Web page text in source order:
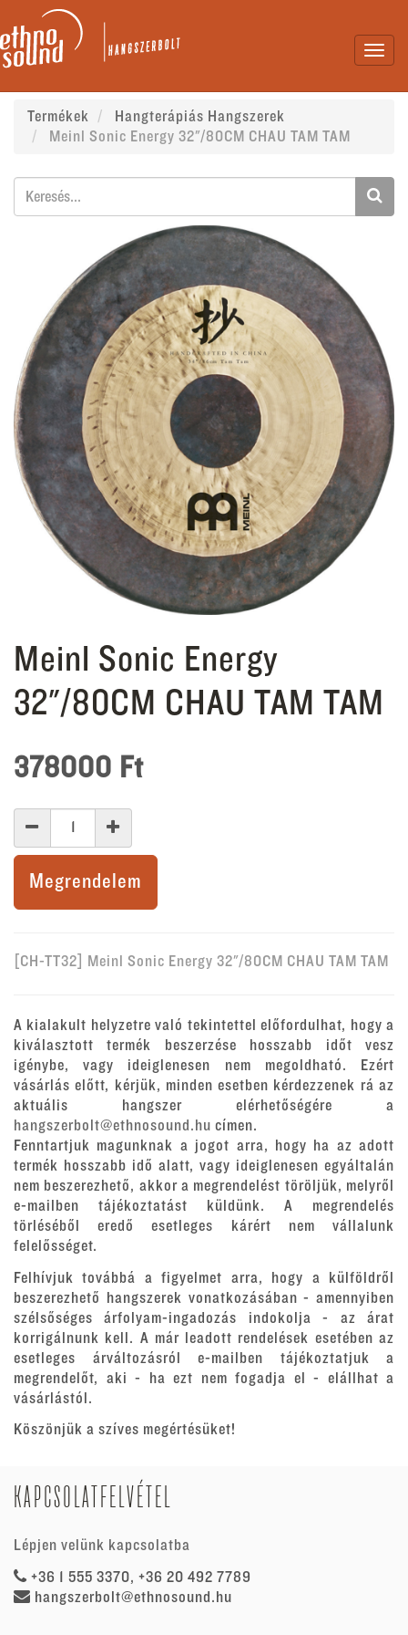
Termékek
Hangterápiás Hangszerek
Meinl Sonic Energy 32"/80CM CHAU TAM TAM
Meinl Sonic Energy
32"/80CM CHAU TAM TAM
378000 Ft
Megrendelem
[CH-TT32] Meinl Sonic Energy 32"/80CM CHAU TAM TAM
A kialakult helyzetre való tekintettel előfordulhat, hogy a
kiválasztott termék beszerzése hosszabb időt vesz
igénybe, vagy ideiglenesen nem megoldható. Ezért
vásárlás előtt, kérjük, minden esetben kérdezzenek rá az
aktuális hangszer elérhetőségére a
hangszerbolt@ethnosound.hu címen.
Fenntartjuk magunknak a jogot arra, hogy ha az adott
termék hosszabb idő alatt, vagy ideiglenesen egyáltalán
nem beszerezhető, akkor a megrendelést töröljük, melyről
e-mailben tájékoztatást küldünk. A megrendelés
törléséből eredő esetleges kárért nem vállalunk
felelősséget.
Felhívjuk továbbá a figyelmet arra, hogy a külföldről
beszerezhető hangszerek vonatkozásában - amennyiben
szélsőséges árfolyam-ingadozás indokolja - az árat
korrigálnunk kell. A már leadott rendelések esetében az
esetleges árváltozásról e-mailben tájékoztatjuk a
megrendelőt, aki - ha ezt nem fogadja el - elállhat a
vásárlástól.
Köszönjük a szíves megértésüket!
KAPCSOLATFELVÉTEL
Lépjen velünk kapcsolatba
+36 1 555 3370, +36 20 492 7789
hangszerbolt@ethnosound.hu